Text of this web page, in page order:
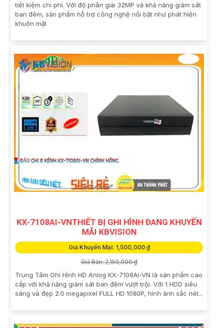
tiết kiệm chi phí. Với độ phân giải 32MP và khả năng giám sát
ban đêm, sản phẩm hỗ trợ công nghệ nổi bật như phát hiện
khuôn mặt
KX-7108AI-VNTHIẾT BỊ GHI HÌNH ĐANG KHUYẾN
MÃI KBVISION
Giá Khuyến Mại: 1,500,000 ₫
Giá Bán: 2,150,000 ₫
Trung Tâm Ghi Hình HD Anlog KX-7108Ai-VN là sản phẩm cao
cấp với khả năng giám sát ban đêm vượt trội. Với 1 HDD siêu
sáng và đẹp 2.0 megapixel FULL HD 1080P, hình ảnh sắc nét...